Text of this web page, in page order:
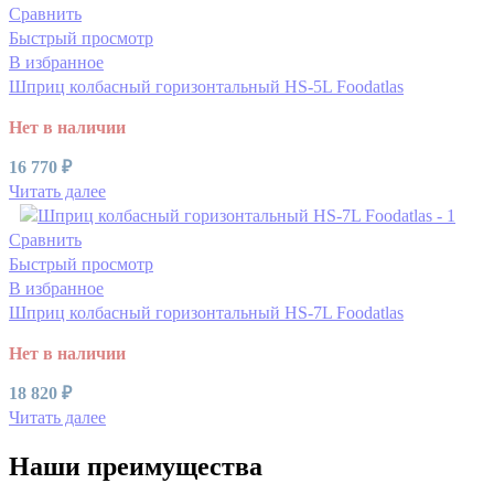
Сравнить
Быстрый просмотр
В избранное
Шприц колбасный горизонтальный HS-5L Foodatlas
Нет в наличии
16 770 ₽
Читать далее
Сравнить
Быстрый просмотр
В избранное
Шприц колбасный горизонтальный HS-7L Foodatlas
Нет в наличии
18 820 ₽
Читать далее
Наши преимущества